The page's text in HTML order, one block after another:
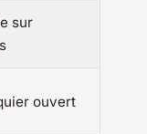
sur
ouvert